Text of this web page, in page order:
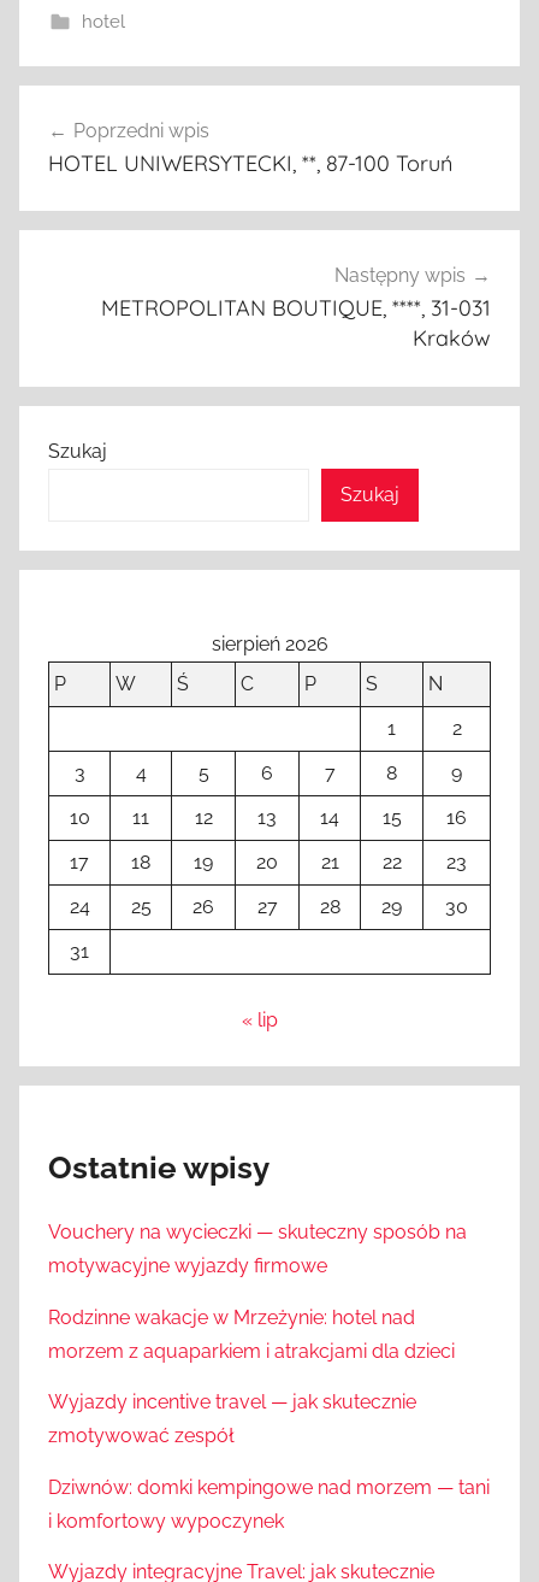
hotel
wpisu
Poprzedni wpis
HOTEL UNIWERSYTECKI, **, 87-100 Toruń
Następny wpis
METROPOLITAN BOUTIQUE, ****, 31-031
Kraków
Szukaj
Szukaj
sierpień 2026
P
W Ś C P S
N
1
2
3
4 5 6 7 8
9
10
11 12 13 14 15
16
17
18 19 20 21 22
23
24
25 26 27 28 29
30
31
« lip
Ostatnie wpisy
Vouchery na wycieczki — skuteczny sposób na
motywacyjne wyjazdy firmowe
Rodzinne wakacje w Mrzeżynie: hotel nad
morzem z aquaparkiem i atrakcjami dla dzieci
Wyjazdy incentive travel — jak skutecznie
zmotywować zespół
Dziwnów: domki kempingowe nad morzem — tani
i komfortowy wypoczynek
Wyjazdy integracyjne Travel: jak skutecznie